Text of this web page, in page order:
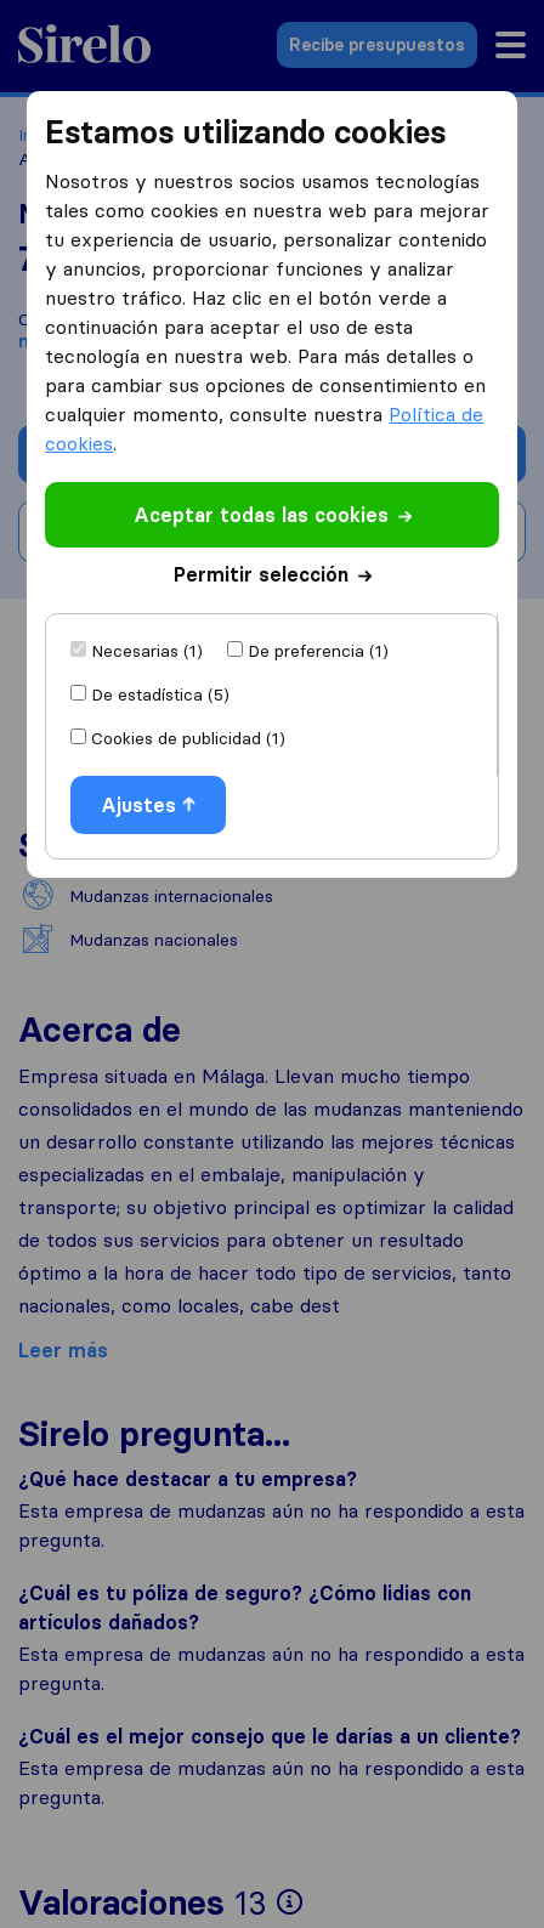
Sirelo.es
Recibe presupuestos
Inicio Empresas de mudanzas Málaga
Mudanzas
Andalucía
Mudanzas Andalucía
7,4 basado en 13
reseñas de Sirelo y Google
i
Compara Mudanzas Andalucía con otras empresas de
mudanzasdeMalaga
Escribe una valoración
Información Valoraciones
Servicios
Mudanzas internacionales
Mudanzas nacionales
Acerca de
Empresa situada en Málaga. Llevan mucho tiempo
consolidados en el mundo de las mudanzas manteniendo
un desarrollo constante utilizando las mejores técnicas
especializadas en el embalaje, manipulación y
transporte; su objetivo principal es optimizar la calidad
de todos sus servicios para obtener un resultado
óptimo a la hora de hacer todo tipo de servicios, tanto
nacionales, como locales, cabe dest
Leer más
Sirelo pregunta...
¿Qué hace destacar a tu empresa?
Esta empresa de mudanzas aún no ha respondido a esta
pregunta.
¿Cuál es tu póliza de seguro? ¿Cómo lidias con
artículos dañados?
Esta empresa de mudanzas aún no ha respondido a esta
pregunta.
¿Cuál es el mejor consejo que le darías a un cliente?
Esta empresa de mudanzas aún no ha respondido a esta
pregunta.
Valoraciones 13
Para ofrecerte
Estamos utilizando cookies
Nosotros y nuestros socios usamos tecnologías
tales como cookies en nuestra web para mejorar
tu experiencia de usuario, personalizar contenido
y anuncios, proporcionar funciones y analizar
nuestro tráfico. Haz clic en el botón verde a
continuación para aceptar el uso de esta
tecnología en nuestra web. Para más detalles o
para cambiar sus opciones de consentimiento en
cualquier momento, consulte nuestra Política de
cookies.
Aceptar todas las cookies
Permitir selección
Necesarias (1)
De preferencia (1)
De estadística (5)
Cookies de publicidad (1)
Ajustes